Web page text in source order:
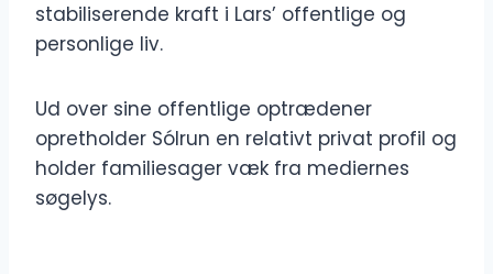
stabiliserende kraft i Lars’ offentlige og
personlige liv.
Ud over sine offentlige optrædener
opretholder Sólrun en relativt privat profil og
holder familiesager væk fra mediernes
søgelys.